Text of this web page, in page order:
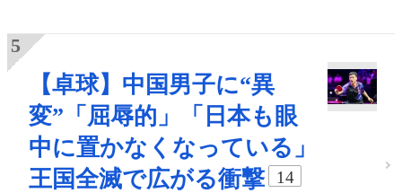
【卓球】中国男子に“異
変”「屈辱的」「日本も眼
中に置かなくなっている」
王国全滅で広がる衝撃
14